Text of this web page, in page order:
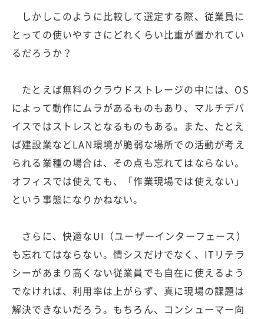
しかしこのように比較して選定する際、従業員に
とっての使いやすさにどれくらい比重が置かれてい
るだろうか？
たとえば無料のクラウドストレージの中には、OS
によって動作にムラがあるものもあり、マルチデバ
イスではストレスとなるものもある。また、たとえ
ば建設業などLAN環境が脆弱な場所での活動が考え
られる業種の場合は、その点も忘れてはならない。
オフィスでは使えても、「作業現場では使えない」
という事態になりかねない。
さらに、快適なUI（ユーザーインターフェース）
も忘れてはならない。情シスだけでなく、ITリテラ
シーがあまり高くない従業員でも自在に使えるよう
でなければ、利用率は上がらず、真に現場の課題は
解決できないだろう。もちろん、コンシューマー向